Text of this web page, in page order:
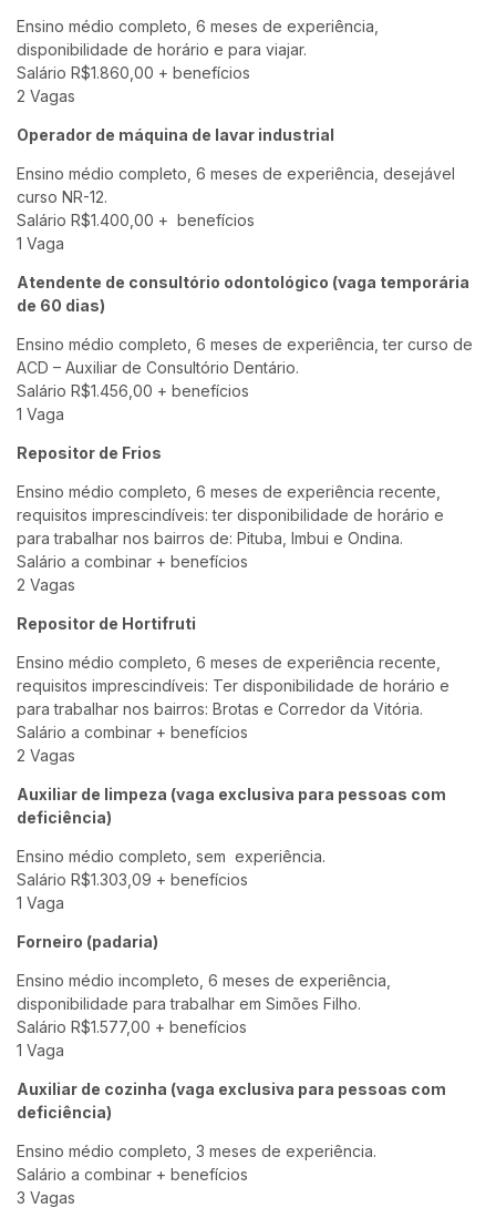
Ensino médio completo, 6 meses de experiência,
disponibilidade de horário e para viajar.
Salário R$1.860,00 + benefícios
2 Vagas
Operador de máquina de lavar industrial
Ensino médio completo, 6 meses de experiência, desejável
curso NR-12.
Salário R$1.400,00 + benefícios
1 Vaga
Atendente de consultório odontológico (vaga temporária
de 60 dias)
Ensino médio completo, 6 meses de experiência, ter curso de
ACD – Auxiliar de Consultório Dentário.
Salário R$1.456,00 + benefícios
1 Vaga
Repositor de Frios
Ensino médio completo, 6 meses de experiência recente,
requisitos imprescindíveis: ter disponibilidade de horário e
para trabalhar nos bairros de: Pituba, Imbui e Ondina.
Salário a combinar + benefícios
2 Vagas
Repositor de Hortifruti
Ensino médio completo, 6 meses de experiência recente,
requisitos imprescindíveis: Ter disponibilidade de horário e
para trabalhar nos bairros: Brotas e Corredor da Vitória.
Salário a combinar + benefícios
2 Vagas
Auxiliar de limpeza (vaga exclusiva para pessoas com
deficiência)
Ensino médio completo, sem experiência.
Salário R$1.303,09 + benefícios
1 Vaga
Forneiro (padaria)
Ensino médio incompleto, 6 meses de experiência,
disponibilidade para trabalhar em Simões Filho.
Salário R$1.577,00 + benefícios
1 Vaga
Auxiliar de cozinha (vaga exclusiva para pessoas com
deficiência)
Ensino médio completo, 3 meses de experiência.
Salário a combinar + benefícios
3 Vagas